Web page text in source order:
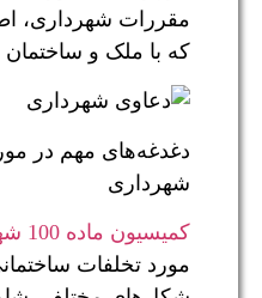
مقررات شهرداری،
که با ملک و ساختمان
شهرداری
کمیسیون ماده 100 شهرداری
مورد تخلفات